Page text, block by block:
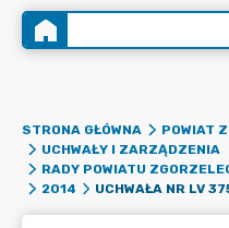
STRONA GŁÓWNA
POWIAT
UCHWAŁY I ZARZĄDZENIA
RADY POWIATU
2014